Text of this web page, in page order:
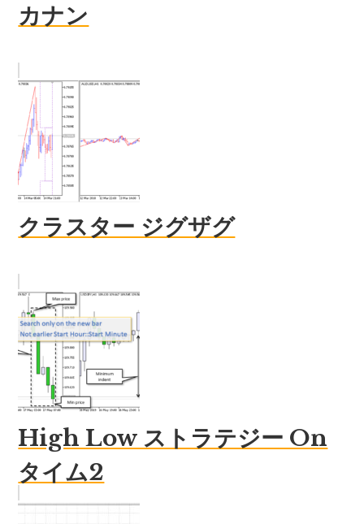
カナン
クラスター ジグザグ
High Low ストラテジー On
タイム2